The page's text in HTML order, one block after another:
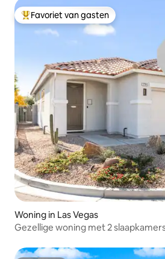
Topfavoriet van gasten
Favoriet van gasten
Woning in Las Vegas
Gezellige woning met 2